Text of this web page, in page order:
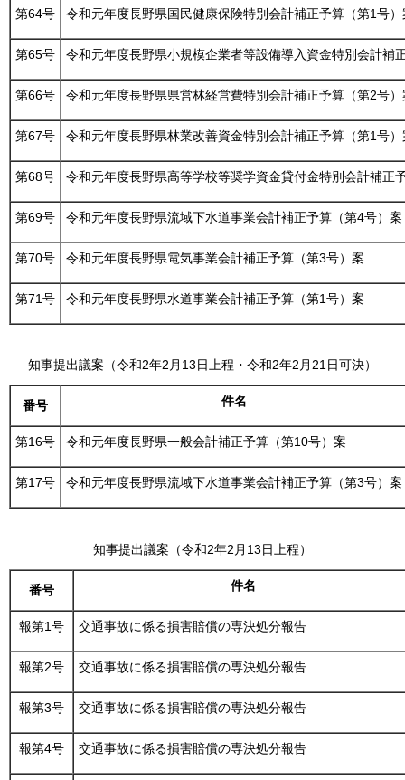
第64号 令和元年度長野県国民健康保険特別会計補正予算（第1号）
第65号 令和元年度長野県小規模企業者等設備導入資金特別会計補
第66号 令和元年度長野県県営林経営費特別会計補正予算（第2号）
第67号 令和元年度長野県林業改善資金特別会計補正予算（第1号）
第68号 令和元年度長野県高等学校等奨学資金貸付金特別会計補正
第69号 令和元年度長野県流域下水道事業会計補正予算（第4号）案
第70号 令和元年度長野県電気事業会計補正予算（第3号）案
第71号 令和元年度長野県水道事業会計補正予算（第1号）案
知事提出議案（令和2年2月13日上程・令和2年2月21日可決）
番号 件名
第16号 令和元年度長野県一般会計補正予算（第10号）案
第17号 令和元年度長野県流域下水道事業会計補正予算（第3号）案
知事提出議案（令和2年2月13日上程）
番号 件名
報第1号 交通事故に係る損害賠償の専決処分報告
報第2号 交通事故に係る損害賠償の専決処分報告
報第3号 交通事故に係る損害賠償の専決処分報告
報第4号 交通事故に係る損害賠償の専決処分報告